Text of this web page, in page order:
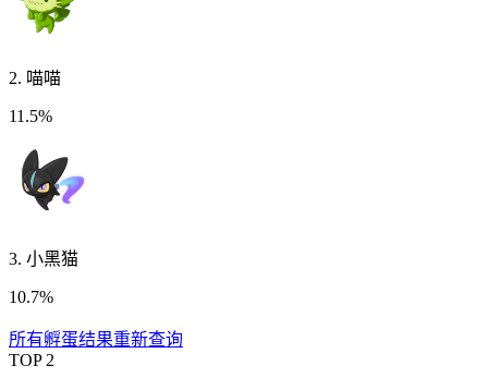
2. 喵喵
11.5%
3. 小黑猫
10.7%
所有孵蛋结果重新查询
TOP 2